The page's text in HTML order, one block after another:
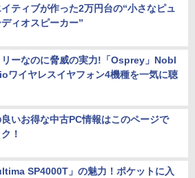
NVMe式256GB-SSD/ カメラ/ 無線Wi-
Fi6/ Office付き/ Win11【中古ノートパソ
コン 中古パソコン 中古PC】税込送料無
￥34,990
載 フェルトケース同梱 【2年保証】 P
Cモニター 液晶モニター ジャパンネクス
ト
￥23,070
ティブが作った2万円台の“小さなピュ
ィオスピーカー”
リーなのに脅威の実力!「Osprey」Nobl
ワイヤレスイヤフォン4機種を一気に聴
いお得な中古PC情報はこのページで
！
SP4000T」の魅力！ポケットに入